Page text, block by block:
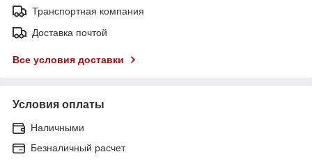
Транспортная компания
Доставка почтой
Все условия доставки
Условия оплаты
Наличными
Безналичный расчет